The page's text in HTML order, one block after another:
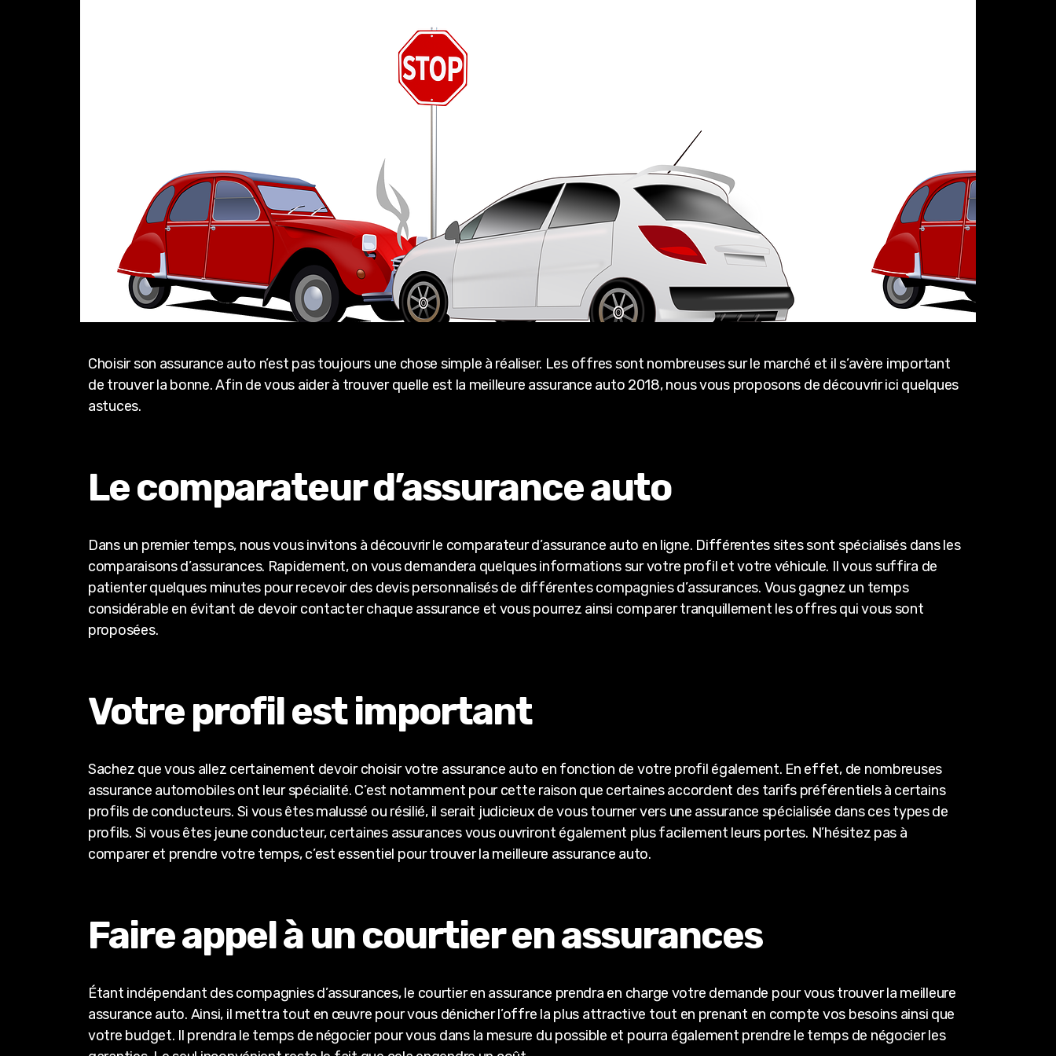
Choisir son assurance auto n’est pas toujours une chose simple à réaliser. Les offres sont nombreuses sur le marché et il s’avère important
de trouver la bonne. Afin de vous aider à trouver quelle est la meilleure assurance auto 2018, nous vous proposons de découvrir ici quelques
astuces.
Le comparateur d’assurance auto
Dans un premier temps, nous vous invitons à découvrir le comparateur d’assurance auto en ligne. Différentes sites sont spécialisés dans les
comparaisons d’assurances. Rapidement, on vous demandera quelques informations sur votre profil et votre véhicule. Il vous suffira de
patienter quelques minutes pour recevoir des devis personnalisés de différentes compagnies d’assurances. Vous gagnez un temps
considérable en évitant de devoir contacter chaque assurance et vous pourrez ainsi comparer tranquillement les offres qui vous sont
proposées.
Votre profil est important
Sachez que vous allez certainement devoir choisir votre assurance auto en fonction de votre profil également. En effet, de nombreuses
assurance automobiles ont leur spécialité. C’est notamment pour cette raison que certaines accordent des tarifs préférentiels à certains
profils de conducteurs. Si vous êtes malussé ou résilié, il serait judicieux de vous tourner vers une assurance spécialisée dans ces types de
profils. Si vous êtes jeune conducteur, certaines assurances vous ouvriront également plus facilement leurs portes. N’hésitez pas à
comparer et prendre votre temps, c’est essentiel pour trouver la meilleure assurance auto.
Faire appel à un courtier en assurances
Étant indépendant des compagnies d’assurances, le courtier en assurance prendra en charge votre demande pour vous trouver la meilleure
assurance auto. Ainsi, il mettra tout en œuvre pour vous dénicher l’offre la plus attractive tout en prenant en compte vos besoins ainsi que
votre budget. Il prendra le temps de négocier pour vous dans la mesure du possible et pourra également prendre le temps de négocier les